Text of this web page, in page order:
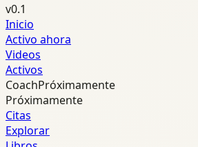
v0.1
Inicio
Activo ahora
Videos
Activos
CoachPróximamente
Próximamente
Citas
Explorar